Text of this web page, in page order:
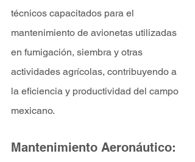
técnicos capacitados para el
mantenimiento de avionetas utilizadas
en fumigación, siembra y otras
actividades agrícolas, contribuyendo a
la eficiencia y productividad del campo
mexicano.
Mantenimiento Aeronáutico: